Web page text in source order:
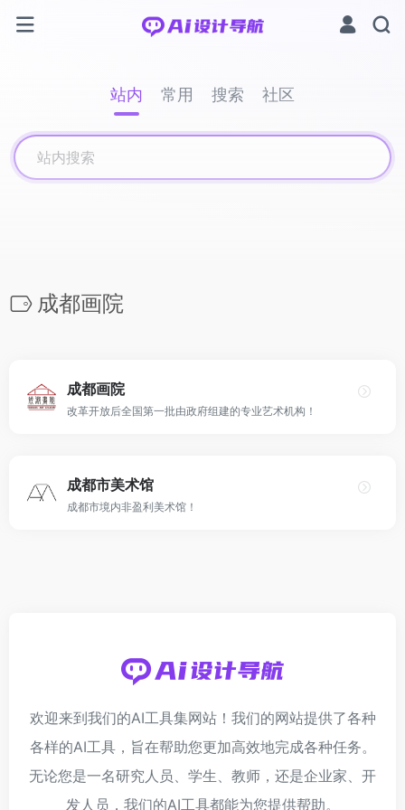
站内 常用 搜索 社区
成都画院
成都画院
改革开放后全国第一批由政府组建的专业艺术机构！
成都市美术馆
成都市境内非盈利美术馆！
欢迎来到我们的AI工具集网站！我们的网站提供了各种
各样的AI工具，旨在帮助您更加高效地完成各种任务。
无论您是一名研究人员、学生、教师，还是企业家、开
发人员，我们的AI工具都能为您提供帮助。